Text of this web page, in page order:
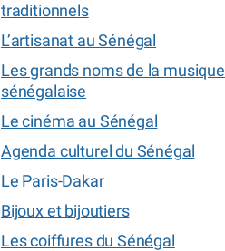
traditionnels
L’artisanat au Sénégal
Les grands noms de la musique
sénégalaise
Le cinéma au Sénégal
Agenda culturel du Sénégal
Le Paris-Dakar
Bijoux et bijoutiers
Les coiffures du Sénégal